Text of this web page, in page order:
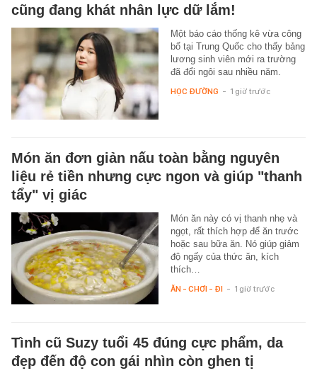
cũng đang khát nhân lực dữ lắm!
Một báo cáo thống kê vừa công
bố tại Trung Quốc cho thấy bảng
lương sinh viên mới ra trường
đã đổi ngôi sau nhiều năm.
HỌC ĐƯỜNG - 1 giờ trước
Món ăn đơn giản nấu toàn bằng nguyên
liệu rẻ tiền nhưng cực ngon và giúp "thanh
tẩy" vị giác
Món ăn này có vị thanh nhẹ và
ngọt, rất thích hợp để ăn trước
hoặc sau bữa ăn. Nó giúp giảm
độ ngấy của thức ăn, kích
thích…
ĂN - CHƠI - ĐI - 1 giờ trước
Tình cũ Suzy tuổi 45 đúng cực phẩm, da
đẹp đến độ con gái nhìn còn ghen tị